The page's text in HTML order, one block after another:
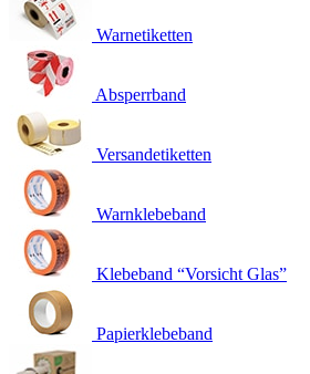
Warnetiketten
Absperrband
Versandetiketten
Warnklebeband
Klebeband “Vorsicht Glas”
Papierklebeband